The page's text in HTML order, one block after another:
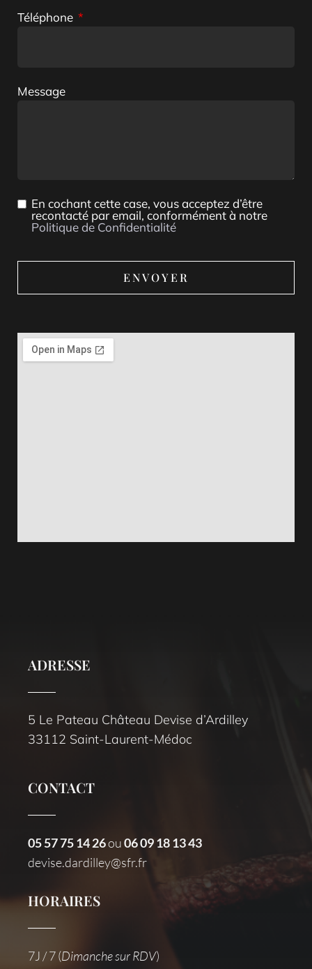
Téléphone
Message
En cochant cette case, vous acceptez d’être
recontacté par email, conformément à notre
Politique de Confidentialité
ENVOYER
ADRESSE
5 Le Pateau Château Devise d’Ardilley
33112 Saint-Laurent-Médoc
CONTACT
05 57 75 14 26ou06 09 18 13 43
devise.dardilley@sfr.fr
HORAIRES
7J / 7 (Dimanche sur RDV)